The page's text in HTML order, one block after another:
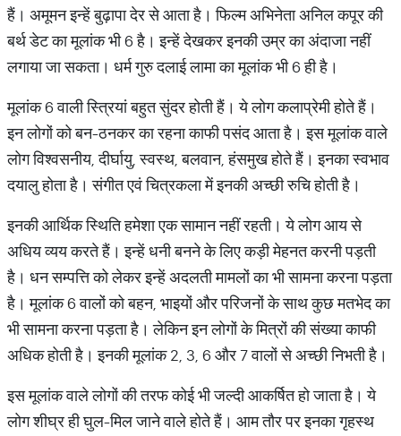
हैं। अमूमन इन्हें बुढ़ापा देर से आता है। फिल्म अभिनेता अनिल कपूर की
बर्थ डेट का मूलांक भी 6 है। इन्हें देखकर इनकी उम्र का अंदाजा नहीं
लगाया जा सकता। धर्म गुरु दलाई लामा का मूलांक भी 6 ही है।
मूलांक 6 वाली स्त्रियां बहुत सुंदर होती हैं। ये लोग कलाप्रेमी होते हैं।
इन लोगों को बन-ठनकर का रहना काफी पसंद आता है। इस मूलांक वाले
लोग विश्वसनीय, दीर्घायु, स्वस्थ, बलवान, हंसमुख होते हैं। इनका स्वभाव
दयालु होता है। संगीत एवं चित्रकला में इनकी अच्छी रुचि होती है।
इनकी आर्थिक स्थिति हमेशा एक सामान नहीं रहती। ये लोग आय से
अधिय व्यय करते हैं। इन्हें धनी बनने के लिए कड़ी मेहनत करनी पड़ती
है। धन सम्पत्ति को लेकर इन्हें अदलती मामलों का भी सामना करना पड़ता
है। मूलांक 6 वालों को बहन, भाइयों और परिजनों के साथ कुछ मतभेद का
भी सामना करना पड़ता है। लेकिन इन लोगों के मित्रों की संख्या काफी
अधिक होती है। इनकी मूलांक 2, 3, 6 और 7 वालों से अच्छी निभती है।
इस मूलांक वाले लोगों की तरफ कोई भी जल्दी आकर्षित हो जाता है। ये
लोग शीघ्र ही घुल-मिल जाने वाले होते हैं। आम तौर पर इनका गृहस्थ